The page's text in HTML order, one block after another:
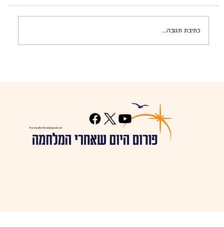
מה עכשיו עם לבנון? (28.9.2024)
כתיבת תגובה...
thedayafterforum@gmail.com